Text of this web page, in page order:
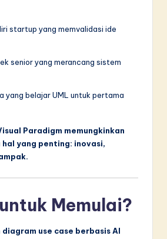
startup yang memvalidasi ide
senior yang merancang sistem
yang belajar UML untuk pertama
Paradigm memungkinkan
yang penting: inovasi,
Memulai?
use case berbasis AI